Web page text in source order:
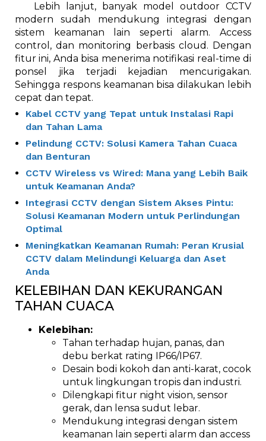
Lebih lanjut, banyak model outdoor CCTV
modern sudah mendukung integrasi dengan
sistem keamanan lain seperti alarm. Access
control, dan monitoring berbasis cloud. Dengan
fitur ini, Anda bisa menerima notifikasi real-time di
ponsel jika terjadi kejadian mencurigakan.
Sehingga respons keamanan bisa dilakukan lebih
cepat dan tepat.
Kabel CCTV yang Tepat untuk Instalasi Rapi
dan Tahan Lama
Pelindung CCTV: Solusi Kamera Tahan Cuaca
dan Benturan
CCTV Wireless vs Wired: Mana yang Lebih Baik
untuk Keamanan Anda?
Integrasi CCTV dengan Sistem Akses Pintu:
Solusi Keamanan Modern untuk Perlindungan
Optimal
Meningkatkan Keamanan Rumah: Peran Krusial
CCTV dalam Melindungi Keluarga dan Aset
Anda
KELEBIHAN DAN KEKURANGAN
TAHAN CUACA
Kelebihan:
Tahan terhadap hujan, panas, dan
debu berkat rating IP66/IP67.
Desain bodi kokoh dan anti-karat, cocok
untuk lingkungan tropis dan industri.
Dilengkapi fitur night vision, sensor
gerak, dan lensa sudut lebar.
Mendukung integrasi dengan sistem
keamanan lain seperti alarm dan access